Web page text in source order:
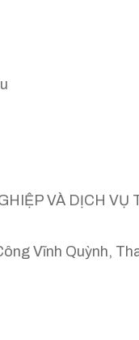
VÀ DỊCH VỤ
Vĩnh Quỳnh,